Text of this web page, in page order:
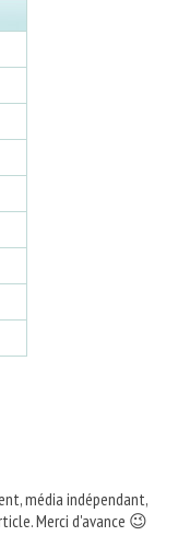
média indépendant,
Merci d'avance 😉